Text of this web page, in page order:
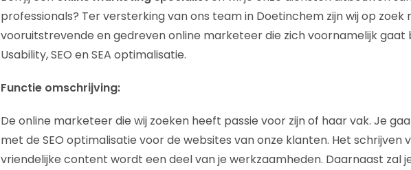
professionals? Ter versterking van ons team in Doetinchem zijn wij op zoek
vooruitstrevende en gedreven online marketeer die zich voornamelijk gaat
Usability, SEO en SEA optimalisatie.
Functie omschrijving:
De online marketeer die wij zoeken heeft passie voor zijn of haar vak. Je
met de SEO optimalisatie voor de websites van onze klanten. Het schrijven
vriendelijke content wordt een deel van je werkzaamheden. Daarnaast zal